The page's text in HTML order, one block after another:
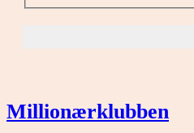
Millionærklubben